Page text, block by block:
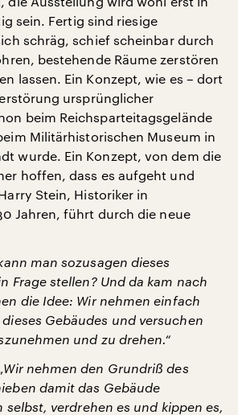
sein. Fertig sind riesige
schräg, schief scheinbar durch
bestehende Räume zerstören
lassen. Ein Konzept, wie es – dort
ursprünglicher
beim Reichsparteitagsgelände
Militärhistorischen Museum in
wurde. Ein Konzept, von dem die
hoffen, dass es aufgeht und
Stein, Historiker in
Jahren, führt durch die neue
man sozusagen dieses
Frage stellen? Und da kam nach
die Idee: Wir nehmen einfach
Gebäudes und versuchen
und zu drehen.“
„Wir nehmen den Grundriß des
damit das Gebäude
selbst, verdrehen es und kippen es,